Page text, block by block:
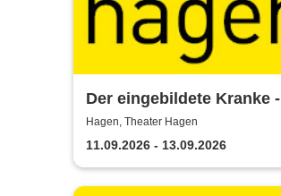
Der eingebildete Kranke -
Theater Hagen
Hagen, Theater Hagen
11.09.2026 - 13.09.2026